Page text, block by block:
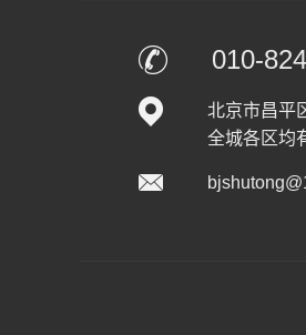
010-
北京市昌平
全城各区均